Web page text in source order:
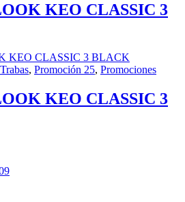
KEO CLASSIC 3
, Promoción 25, Promociones
KEO CLASSIC 3